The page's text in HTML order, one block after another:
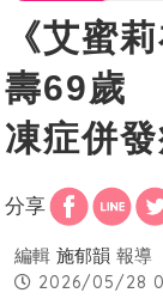
《艾蜜
壽69歲
凍症併
分享
編輯 施郁韻 報導
2026/05/28